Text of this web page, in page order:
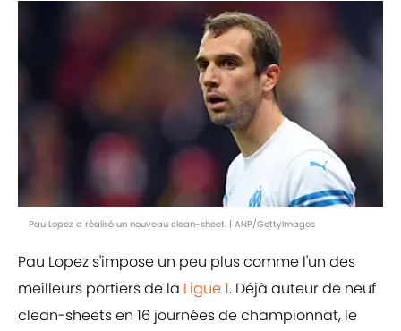
Pau Lopez a réalisé un nouveau clean-sheet. | ANP/GettyImages
Pau Lopez s'impose un peu plus comme l'un des
meilleurs portiers de la Ligue 1. Déjà auteur de neuf
clean-sheets en 16 journées de championnat, le